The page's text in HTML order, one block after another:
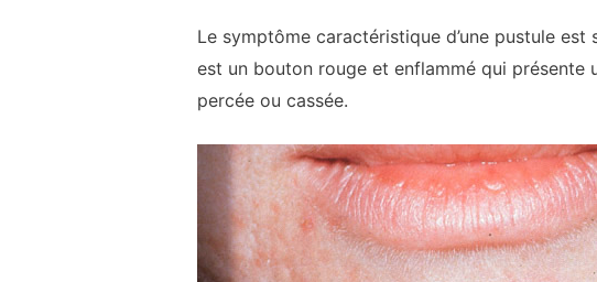
Le symptôme caractéristique d’une pustule
est un bouton rouge et enflammé qui présente
percée ou cassée.